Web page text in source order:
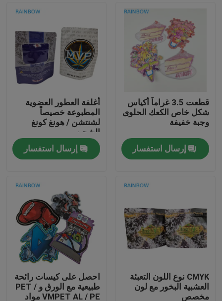
المنتجات
حولنا
اتصل بنا
أخبار
الحقائب البلاستيكية التعبئة والتغليف
صنبور الحقيبة التعبئة والتغليف
قطعت 3.5 غراماً أكياس
شكل خاص الكعك الحلوى
وجبة خفيفة
إرسال استفسار
أغلفة العطور العضوية
المطبوعة خصيصاً
لشنتشن / هونغ كونغ
الشحن
إرسال استفسار
CMYK نوع اللون التعبئة
العشبية البخور مع لون
مخصص
احصل على كيسات رائحة
طبيعية مع الورق و PET /
VMPET AL / PE مواد